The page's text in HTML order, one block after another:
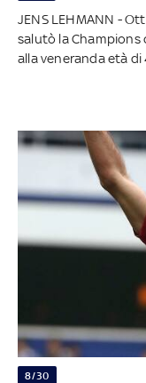
JENS LEHMANN -
salutò la
alla veneranda età di
8/30